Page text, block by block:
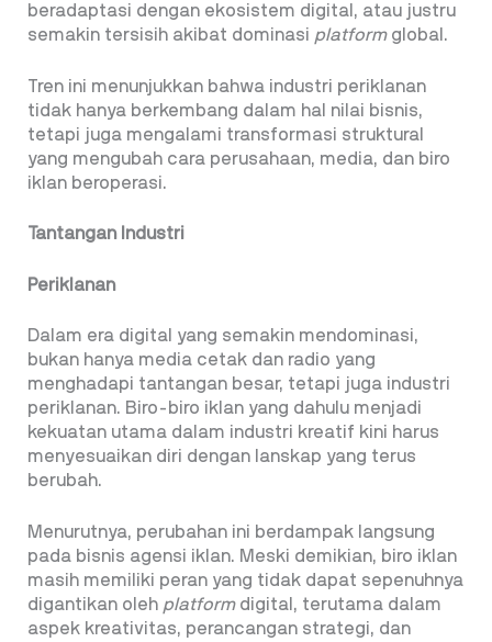
beradaptasi dengan ekosistem digital, atau justru
semakin tersisih akibat dominasi platform global.
Tren ini menunjukkan bahwa industri periklanan
tidak hanya berkembang dalam hal nilai bisnis,
tetapi juga mengalami transformasi struktural
yang mengubah cara perusahaan, media, dan biro
iklan beroperasi.
Tantangan Industri
Periklanan
Dalam era digital yang semakin mendominasi,
bukan hanya media cetak dan radio yang
menghadapi tantangan besar, tetapi juga industri
periklanan. Biro-biro iklan yang dahulu menjadi
kekuatan utama dalam industri kreatif kini harus
menyesuaikan diri dengan lanskap yang terus
berubah.
Menurutnya, perubahan ini berdampak langsung
pada bisnis agensi iklan. Meski demikian, biro iklan
masih memiliki peran yang tidak dapat sepenuhnya
digantikan oleh platform digital, terutama dalam
aspek kreativitas, perancangan strategi, dan